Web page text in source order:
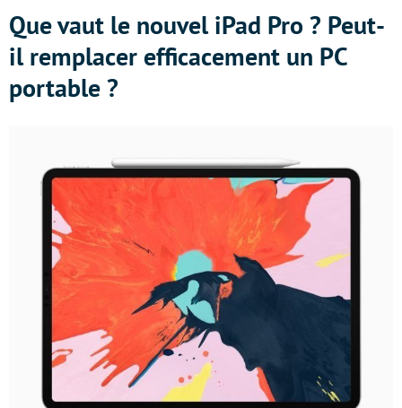
Que vaut le nouvel iPad Pro ? Peut-
il remplacer efficacement un PC
portable ?